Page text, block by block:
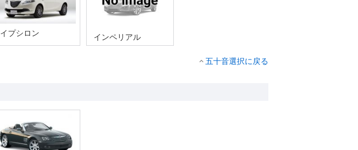
イプシロン インペリアル
五十音選択に戻る